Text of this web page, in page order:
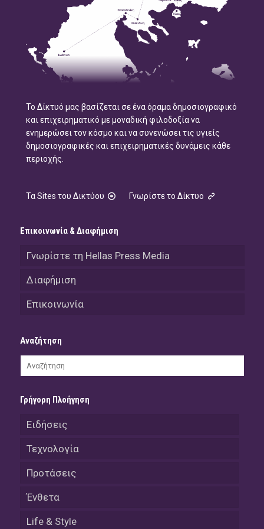
Το Δίκτυό μας βασίζεται σε ένα όραμα δημοσιογραφικό
και επιχειρηματικό με μοναδική φιλοδοξία να
ενημερώσει τον κόσμο και να συνενώσει τις υγιείς
δημοσιογραφικές και επιχειρηματικές δυνάμεις κάθε
περιοχής.
Τα Sites του Δικτύου Γνωρίστε το Δίκτυο
Επικοινωνία & Διαφήμιση
Γνωρίστε τη Hellas Press Media
Διαφήμιση
Επικοινωνία
Αναζήτηση
Γρήγορη Πλοήγηση
Ειδήσεις
Τεχνολογία
Προτάσεις
Ένθετα
Life & Style